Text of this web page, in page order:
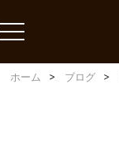
toggle
ホーム ブログ